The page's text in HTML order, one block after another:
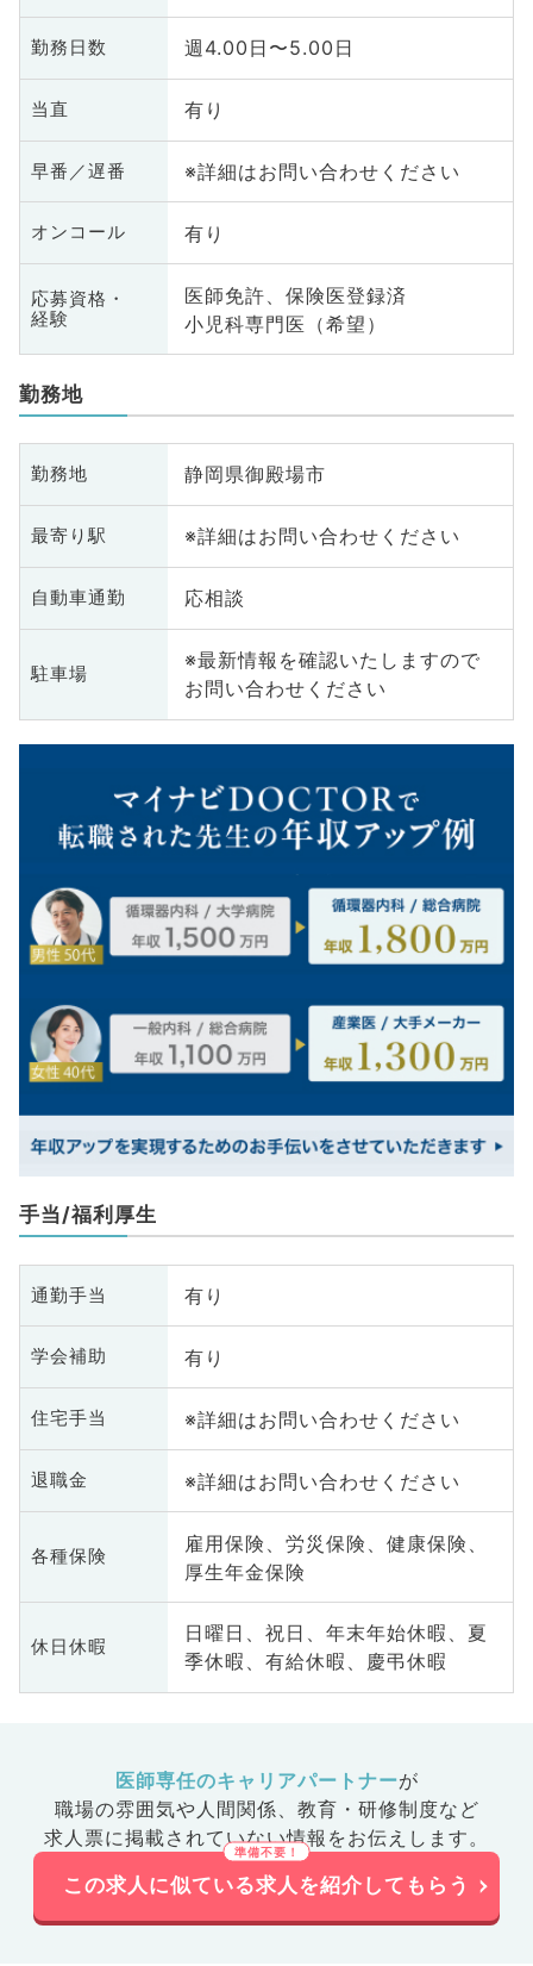
勤務日数 週4.00日〜5.00日
当直 有り
早番／遅番 ※詳細はお問い合わせください
オンコール 有り
応募資格・
経験
医師免許、保険医登録済
小児科専門医（希望）
勤務地
勤務地 静岡県御殿場市
最寄り駅 ※詳細はお問い合わせください
自動車通勤 応相談
駐車場
※最新情報を確認いたしますので
お問い合わせください
手当/福利厚生
通勤手当 有り
学会補助 有り
住宅手当 ※詳細はお問い合わせください
退職金 ※詳細はお問い合わせください
各種保険
雇用保険、労災保険、健康保険、
厚生年金保険
休日休暇
日曜日、祝日、年末年始休暇、夏
季休暇、有給休暇、慶弔休暇
医師専任のキャリアパートナーが
職場の雰囲気や人間関係、 教育・研修制度など
求人票に掲載されていない情報をお伝えします。
この求人に似ている求人を紹介してもらう